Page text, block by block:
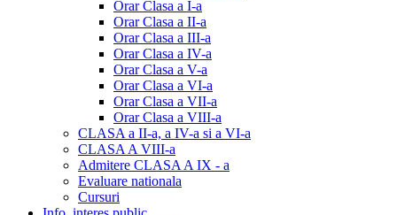
Orar Clasa a I-a
Orar Clasa a II-a
Orar Clasa a III-a
Orar Clasa a IV-a
Orar Clasa a V-a
Orar Clasa a VI-a
Orar Clasa a VII-a
Orar Clasa a VIII-a
CLASA a II-a, a IV-a si a VI-a
CLASA A VIII-a
Admitere CLASA A IX - a
Evaluare nationala
Cursuri